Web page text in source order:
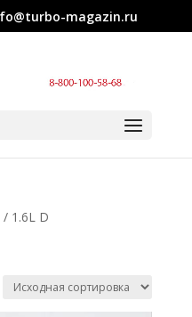
magazin.ru
1.6L D